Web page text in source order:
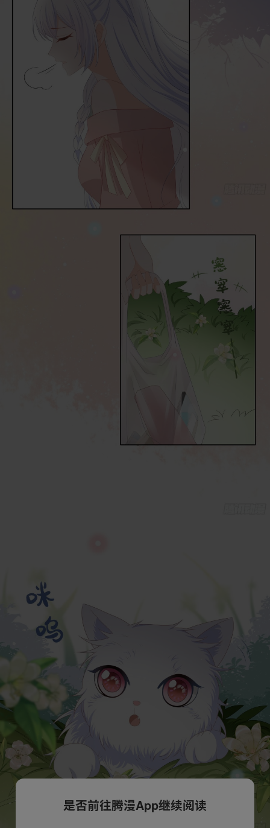
是否前往腾漫App继续阅读